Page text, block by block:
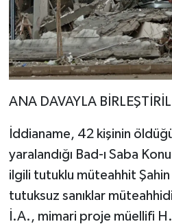
ANA DAVAYLA
İddianame, 42 kişinin
yaralandığı Bad-ı Saba
ilgili tutuklu müteahhit
tutuksuz sanıklar
İ.A., mimari proje müellifi